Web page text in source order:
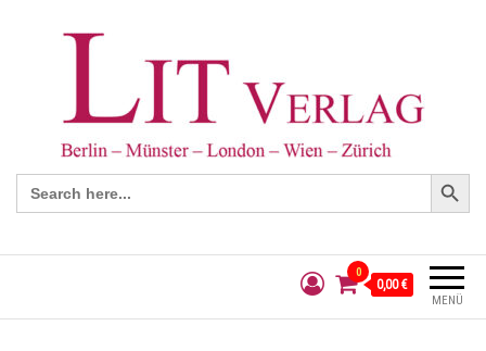
Search
for:
Search Button
MENÜ
0
0,00 €